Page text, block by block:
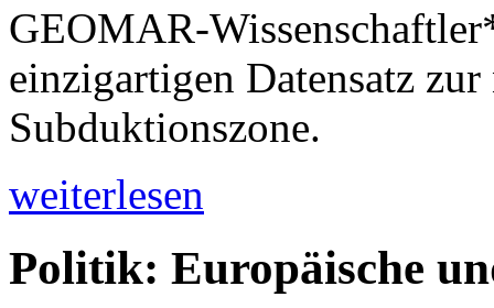
GEOMAR-
einzigartigen Datensatz
Subduktionszone.
weiterlesen
Politik: Europäische